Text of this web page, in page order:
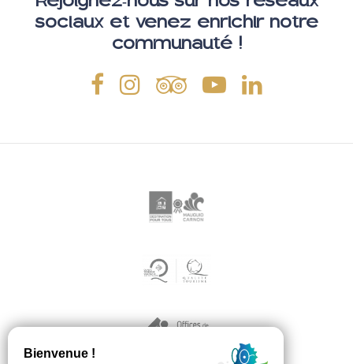
sociaux et venez enrichir notre
communauté !